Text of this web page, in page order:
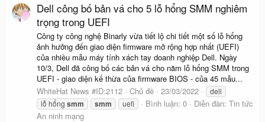
Dell công bố bản vá cho 5 lỗ hổng SMM nghiêm
trọng trong UEFI
Công ty công nghệ Binarly vừa tiết lộ chi tiết một số lỗ hổng
ảnh hưởng đến giao diện firmware mở rộng hợp nhất (UEFI)
của nhiều mẫu máy tính xách tay doanh nghiệp Dell. Ngày
10/3, Dell đã công bố các bản vá cho năm lỗ hổng SMM trong
UEFI - giao diện kế thừa của firmware BIOS - của 45 mẫu...
WhiteHat News #ID:2112
Chủ đề 23/03/2022
dell
lỗ hổng smm smm uefi Bình luận: 0 Diễn đàn: Tin tức
An ninh mạng